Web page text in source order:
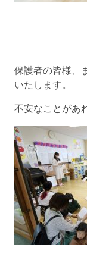
保護者の皆様、
いたします。
不安なことがあ